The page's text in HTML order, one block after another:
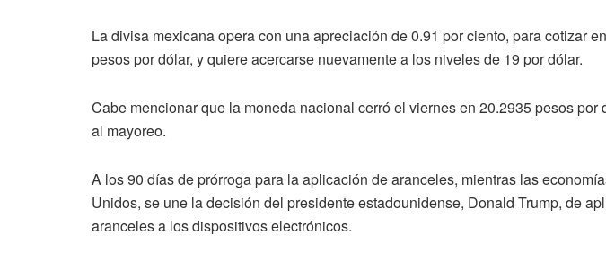
La divisa mexicana opera con una apreciación de 0.91 por ciento, para cotizar
pesos por dólar, y quiere acercarse nuevamente a los niveles de 19 por dólar.
Cabe mencionar que la moneda nacional cerró el viernes en 20.2935 pesos por
al mayoreo.
A los 90 días de prórroga para la aplicación de aranceles, mientras las
Unidos, se une la decisión del presidente estadounidense, Donald Trump, de
aranceles a los dispositivos electrónicos.